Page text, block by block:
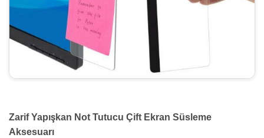
Zarif Yapışkan Not Tutucu Çift Ekran Süsleme
Aksesuarı